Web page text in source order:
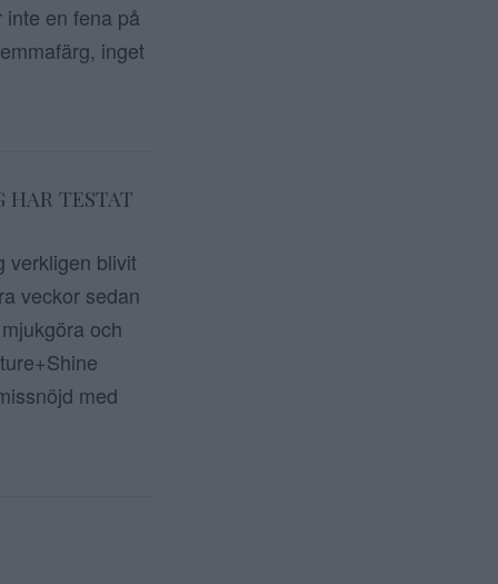
en fena på
inget
HAR TESTAT
verkligen blivit
veckor sedan
och
med